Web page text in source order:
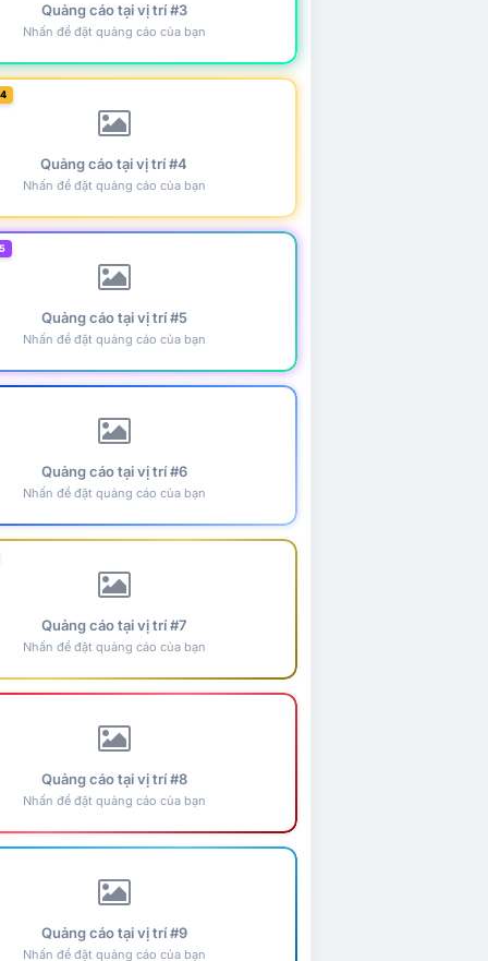
Quảng cáo tại vị trí #3
Nhấn để đặt quảng cáo của bạn
Quảng cáo tại vị trí #4
Nhấn để đặt quảng cáo của bạn
Quảng cáo tại vị trí #5
Nhấn để đặt quảng cáo của bạn
Quảng cáo tại vị trí #6
Nhấn để đặt quảng cáo của bạn
Quảng cáo tại vị trí #7
Nhấn để đặt quảng cáo của bạn
Quảng cáo tại vị trí #8
Nhấn để đặt quảng cáo của bạn
Quảng cáo tại vị trí #9
Nhấn để đặt quảng cáo của bạn